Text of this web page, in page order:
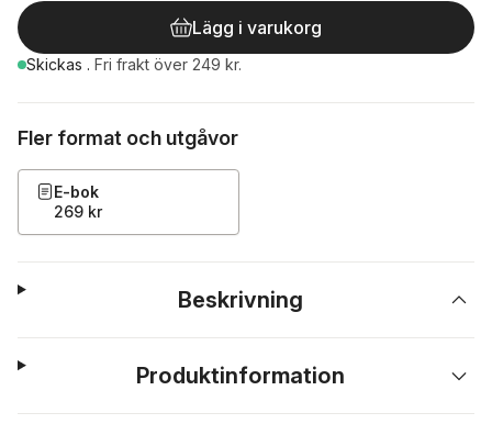
Lägg i varukorg
Skickas . Fri frakt över 249 kr.
Fler format och utgåvor
E-bok
269 kr
Beskrivning
Produktinformation